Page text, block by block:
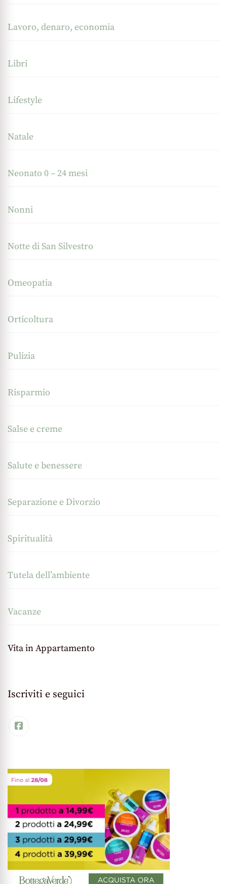
Lavoro, denaro, economia
Libri
Lifestyle
Natale
Neonato 0 – 24 mesi
Nonni
Notte di San Silvestro
Omeopatia
Orticoltura
Pulizia
Risparmio
Salse e creme
Salute e benessere
Separazione e Divorzio
Spiritualità
Tutela dell’ambiente
Vacanze
Vita in Appartamento
Iscriviti e seguici